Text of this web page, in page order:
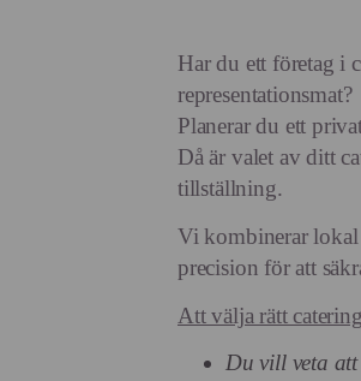
Har du ett företag i
representationsmat?
Planerar du ett
Då är valet av ditt
tillställning.
Vi kombinerar lokal
precision för att
Att välja rätt
Du vill veta att